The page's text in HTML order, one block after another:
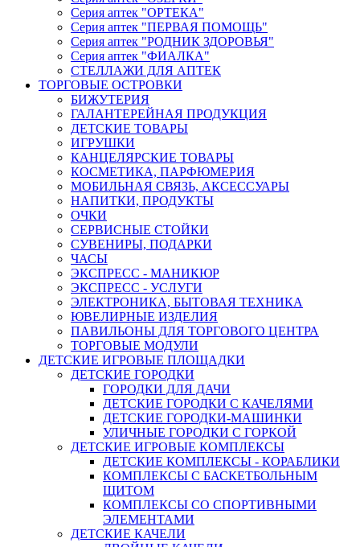
Серия аптек "ОРТЕКА"
Серия аптек "ПЕРВАЯ ПОМОЩЬ"
Серия аптек "РОДНИК ЗДОРОВЬЯ"
Серия аптек "ФИАЛКА"
СТЕЛЛАЖИ ДЛЯ АПТЕК
ТОРГОВЫЕ ОСТРОВКИ
БИЖУТЕРИЯ
ГАЛАНТЕРЕЙНАЯ ПРОДУКЦИЯ
ДЕТСКИЕ ТОВАРЫ
ИГРУШКИ
КАНЦЕЛЯРСКИЕ ТОВАРЫ
КОСМЕТИКА, ПАРФЮМЕРИЯ
МОБИЛЬНАЯ СВЯЗЬ, АКСЕССУАРЫ
НАПИТКИ, ПРОДУКТЫ
ОЧКИ
СЕРВИСНЫЕ СТОЙКИ
СУВЕНИРЫ, ПОДАРКИ
ЧАСЫ
ЭКСПРЕСС - МАНИКЮР
ЭКСПРЕСС - УСЛУГИ
ЭЛЕКТРОНИКА, БЫТОВАЯ ТЕХНИКА
ЮВЕЛИРНЫЕ ИЗДЕЛИЯ
ПАВИЛЬОНЫ ДЛЯ ТОРГОВОГО ЦЕНТРА
ТОРГОВЫЕ МОДУЛИ
ДЕТСКИЕ ИГРОВЫЕ ПЛОЩАДКИ
ДЕТСКИЕ ГОРОДКИ
ГОРОДКИ ДЛЯ ДАЧИ
ДЕТСКИЕ ГОРОДКИ С КАЧЕЛЯМИ
ДЕТСКИЕ ГОРОДКИ-МАШИНКИ
УЛИЧНЫЕ ГОРОДКИ С ГОРКОЙ
ДЕТСКИЕ ИГРОВЫЕ КОМПЛЕКСЫ
ДЕТСКИЕ КОМПЛЕКСЫ - КОРАБЛИКИ
КОМПЛЕКСЫ С БАСКЕТБОЛЬНЫМ
ЩИТОМ
КОМПЛЕКСЫ СО СПОРТИВНЫМИ
ЭЛЕМЕНТАМИ
ДЕТСКИЕ КАЧЕЛИ